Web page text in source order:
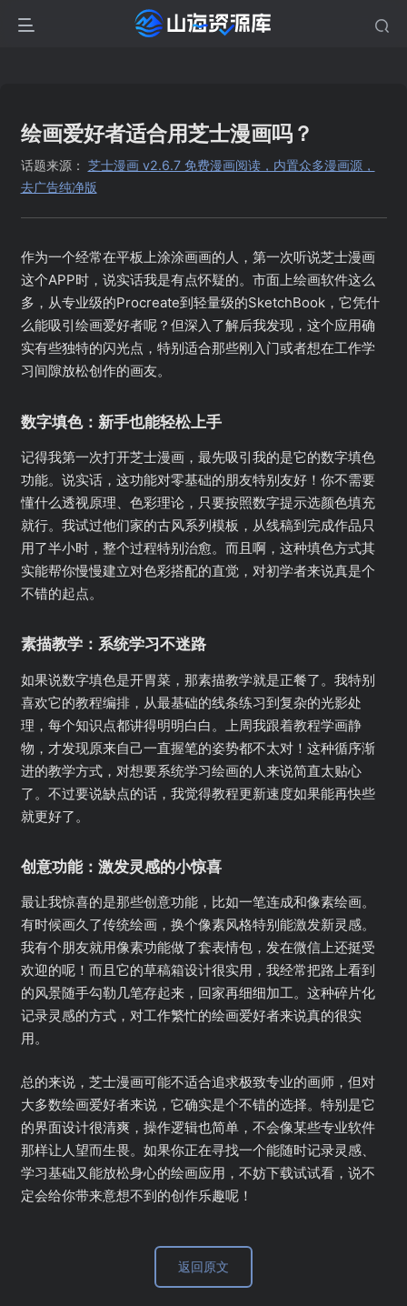
绘画爱好者适合用芝士漫画吗？
话题来源： 芝士漫画 v2.6.7 免费漫画阅读，内置众多漫画源，
去广告纯净版
作为一个经常在平板上涂涂画画的人，第一次听说芝士漫画
这个APP时，说实话我是有点怀疑的。市面上绘画软件这么
多，从专业级的Procreate到轻量级的SketchBook，它凭什
么能吸引绘画爱好者呢？但深入了解后我发现，这个应用确
实有些独特的闪光点，特别适合那些刚入门或者想在工作学
习间隙放松创作的画友。
数字填色：新手也能轻松上手
记得我第一次打开芝士漫画，最先吸引我的是它的数字填色
功能。说实话，这功能对零基础的朋友特别友好！你不需要
懂什么透视原理、色彩理论，只要按照数字提示选颜色填充
就行。我试过他们家的古风系列模板，从线稿到完成作品只
用了半小时，整个过程特别治愈。而且啊，这种填色方式其
实能帮你慢慢建立对色彩搭配的直觉，对初学者来说真是个
不错的起点。
素描教学：系统学习不迷路
如果说数字填色是开胃菜，那素描教学就是正餐了。我特别
喜欢它的教程编排，从最基础的线条练习到复杂的光影处
理，每个知识点都讲得明明白白。上周我跟着教程学画静
物，才发现原来自己一直握笔的姿势都不太对！这种循序渐
进的教学方式，对想要系统学习绘画的人来说简直太贴心
了。不过要说缺点的话，我觉得教程更新速度如果能再快些
就更好了。
创意功能：激发灵感的小惊喜
最让我惊喜的是那些创意功能，比如一笔连成和像素绘画。
有时候画久了传统绘画，换个像素风格特别能激发新灵感。
我有个朋友就用像素功能做了套表情包，发在微信上还挺受
欢迎的呢！而且它的草稿箱设计很实用，我经常把路上看到
的风景随手勾勒几笔存起来，回家再细细加工。这种碎片化
记录灵感的方式，对工作繁忙的绘画爱好者来说真的很实
用。
总的来说，芝士漫画可能不适合追求极致专业的画师，但对
大多数绘画爱好者来说，它确实是个不错的选择。特别是它
的界面设计很清爽，操作逻辑也简单，不会像某些专业软件
那样让人望而生畏。如果你正在寻找一个能随时记录灵感、
学习基础又能放松身心的绘画应用，不妨下载试试看，说不
定会给你带来意想不到的创作乐趣呢！
返回原文